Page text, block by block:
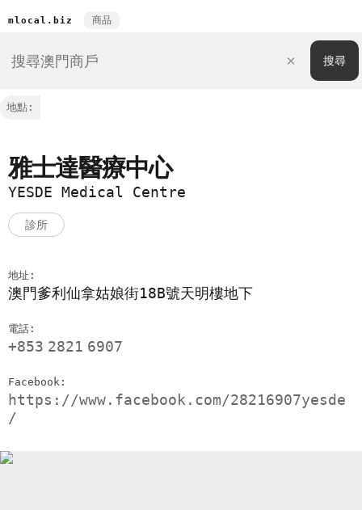
mlocal.biz 商品
地點:
雅士達醫療中心
YESDE Medical Centre
診所
地址:
澳門爹利仙拿姑娘街18B號天明樓地下
電話:
+853 2821 6907
Facebook:
https://www.facebook.com/28216907yesde
/